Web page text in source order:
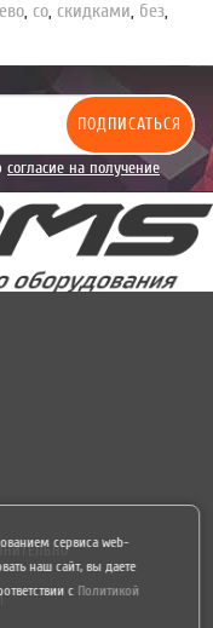
, со, скидками, без,
ПОДПИСАТЬСЯ
согласие на получение
сервиса web-
наш сайт, вы даете
с Политикой